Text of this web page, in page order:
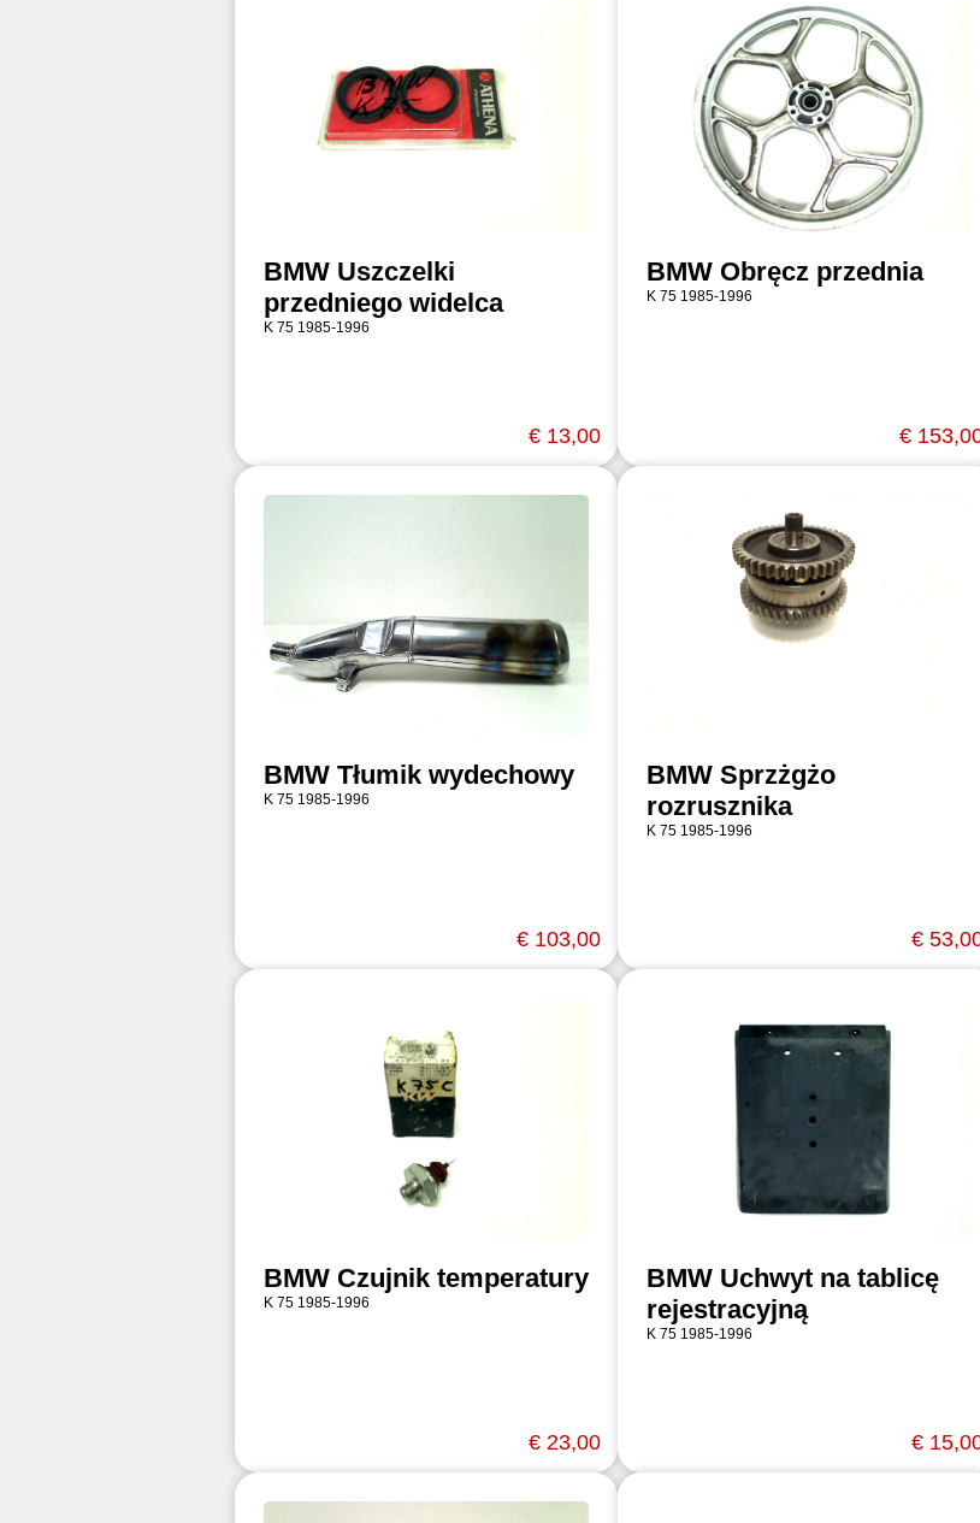
BMW Uszczelki
przedniego widelca
K 75 1985-1996
€ 13,00
BMW Obręcz przednia
K 75 1985-1996
€
BMW Tłumik wydechowy
K 75 1985-1996
€ 103,00
BMW Sprzżgżo
rozrusznika
K 75 1985-1996
€
BMW Czujnik temperatury
K 75 1985-1996
€ 23,00
BMW Uchwyt na tablicę
rejestracyjną
K 75 1985-1996
€